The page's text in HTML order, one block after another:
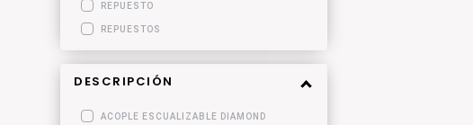
REPUESTO
REPUESTOS
DESCRIPCIÓN
ACOPLE ESCUALIZABLE DIAMOND